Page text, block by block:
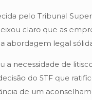
pelo Tribunal
claro que as
abordagem legal
a necessidade de
do STF que
de um